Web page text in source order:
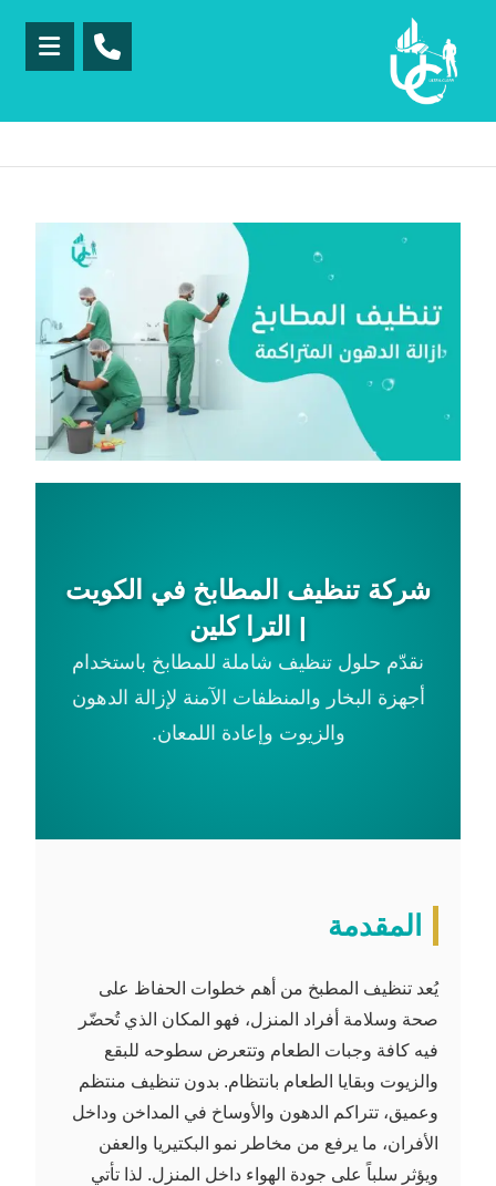
شركة تنظيف المطابخ في الكويت
| الترا كلين
نقدّم حلول تنظيف شاملة للمطابخ باستخدام
أجهزة البخار والمنظفات الآمنة لإزالة الدهون
والزيوت وإعادة اللمعان.
المقدمة
يُعد تنظيف المطبخ من أهم خطوات الحفاظ على
صحة وسلامة أفراد المنزل، فهو المكان الذي تُحضّر
فيه كافة وجبات الطعام وتتعرض سطوحه للبقع
والزيوت وبقايا الطعام بانتظام. بدون تنظيف منتظم
وعميق، تتراكم الدهون والأوساخ في المداخن وداخل
الأفران، ما يرفع من مخاطر نمو البكتيريا والعفن
ويؤثر سلباً على جودة الهواء داخل المنزل. لذا تأتي